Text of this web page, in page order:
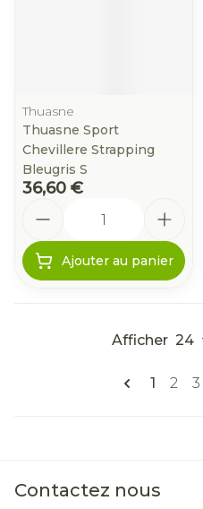
Thuasne
Thuasne Sport
Chevillere Strapping
Bleugris S
36,60 €
Ajouter au panier
Vous
1 Page
2 3
Afficher
Contactez nous